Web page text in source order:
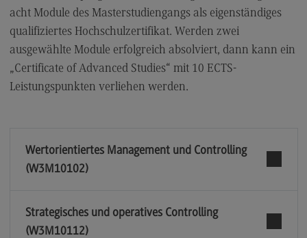
acht Module des Masterstudiengangs als eigenständiges
qualifiziertes Hochschulzertifikat. Werden zwei
ausgewählte Module erfolgreich absolviert, dann kann ein
„Certificate of Advanced Studies“ mit 10 ECTS-
Leistungspunkten verliehen werden.
Wertorientiertes Management und Controlling
(W3M10102)
Strategisches und operatives Controlling
(W3M10112)